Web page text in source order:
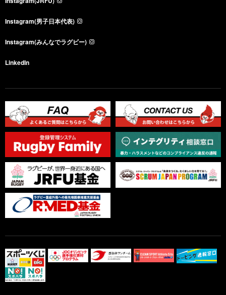
Instagram(男子日本代表)
Instagram(みんなでラグビー)
LinkedIn